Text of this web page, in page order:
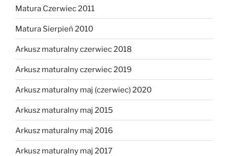
Matura Czerwiec 2011
Matura Sierpień 2010
Arkusz maturalny czerwiec 2018
Arkusz maturalny czerwiec 2019
Arkusz maturalny maj (czerwiec) 2020
Arkusz maturalny maj 2015
Arkusz maturalny maj 2016
Arkusz maturalny maj 2017